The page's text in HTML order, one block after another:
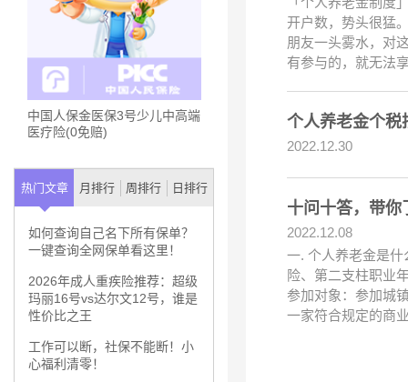
中国人保金医保3号少儿中高端
医疗险(0免赔)
热门文章 月排行 周排行 日排行
如何查询自己名下所有保单？
一键查询全网保单看这里！
2026年成人重疾险推荐：超级
玛丽16号vs达尔文12号，谁是
性价比之王
工作可以断，社保不能断！小
心福利清零！
开户数，势头很猛
朋友一头雾水，对
有参与的，就无法
个人养老金个税
2022.12.30
十问十答，带你
2022.12.08
一. 个人养老金是
险、第二支柱职业
参加对象：参加城
一家符合规定的商